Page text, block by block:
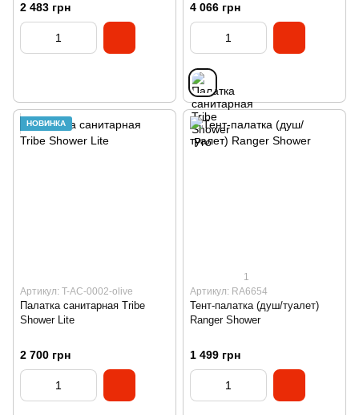
2 483 грн 4 066 грн
НОВИНКА
Артикул: T-AC-0002-olive
Палатка санитарная Tribe
Shower Lite
2 700 грн
1
Артикул: RA6654
Тент-палатка (душ/туалет)
Ranger Shower
1 499 грн